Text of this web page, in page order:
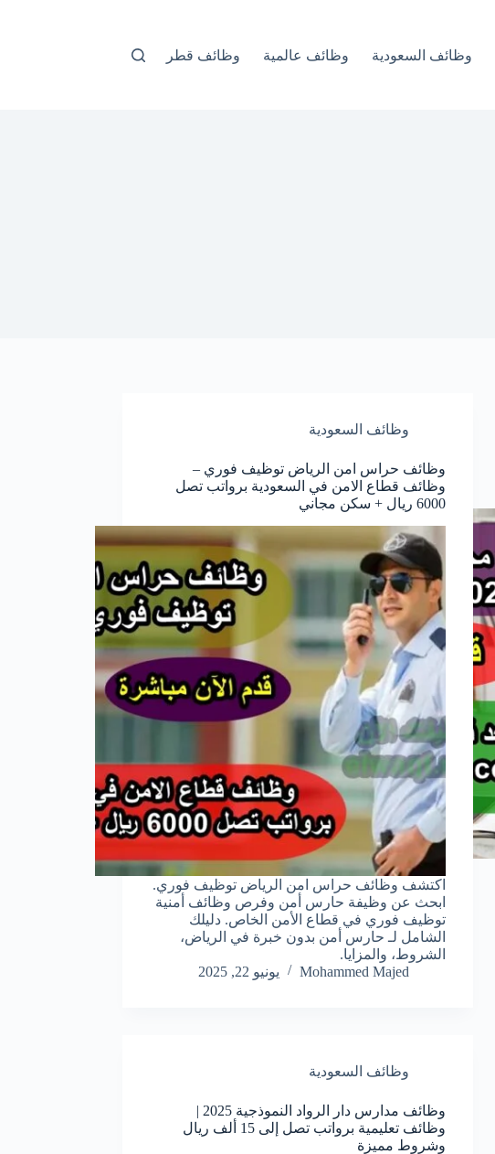
وظائف السعودية وظائف عالمية وظائف قطر
وظائف السعودية
وظائف حراس امن الرياض توظيف فوري –
وظائف قطاع الامن في السعودية برواتب تصل
6000 ريال + سكن مجاني
اكتشف وظائف حراس امن الرياض توظيف فوري.
ابحث عن وظيفة حارس أمن وفرص وظائف أمنية
توظيف فوري في قطاع الأمن الخاص. دليلك
الشامل لـ حارس أمن بدون خبرة في الرياض،
الشروط، والمزايا.
Mohammed Majed
يونيو 22, 2025
وظائف السعودية
وظائف مدارس دار الرواد النموذجية 2025 |
وظائف تعليمية برواتب تصل إلى 15 ألف ريال
وشروط مميزة